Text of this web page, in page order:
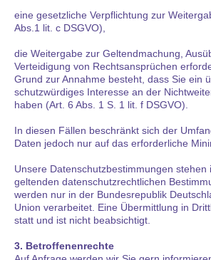
eine gesetzliche Verpflichtung zur
Abs.1 lit. c DSGVO),
die Weitergabe zur Geltendmachung,
Verteidigung von Rechtsansprüchen
Grund zur Annahme besteht, dass Sie ein
schutzwürdiges Interesse an der
haben (Art. 6 Abs. 1 S. 1 lit. f DSGVO).
In diesen Fällen beschränkt sich der
Daten jedoch nur auf das erforderliche
Unsere Datenschutzbestimmungen stehen
geltenden datenschutzrechtlichen
werden nur in der Bundesrepublik
Union verarbeitet. Eine Übermittlung in
statt und ist nicht beabsichtigt.
3. Betroffenenrechte